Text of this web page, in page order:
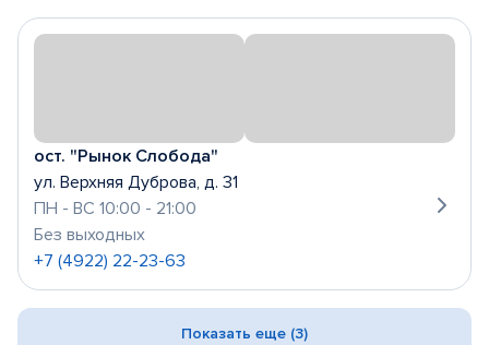
ост. "Рынок Слобода"
ул. Верхняя Дуброва, д. 31
ПН - ВС 10:00 - 21:00
Без выходных
+7 (4922) 22-23-63
Показать еще (3)